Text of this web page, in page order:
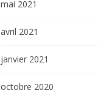
mai 2021
avril 2021
janvier 2021
octobre 2020